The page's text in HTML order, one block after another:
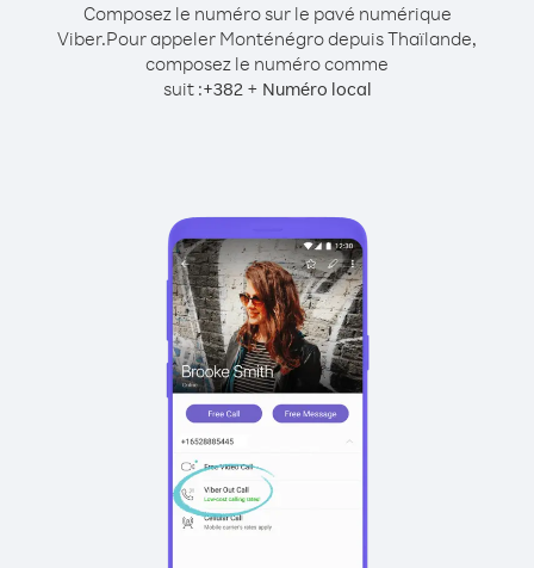
Composez le numéro sur le pavé numérique
Viber.Pour appeler Monténégro depuis Thaïlande,
composez le numéro comme
suit :+382+ Numéro local